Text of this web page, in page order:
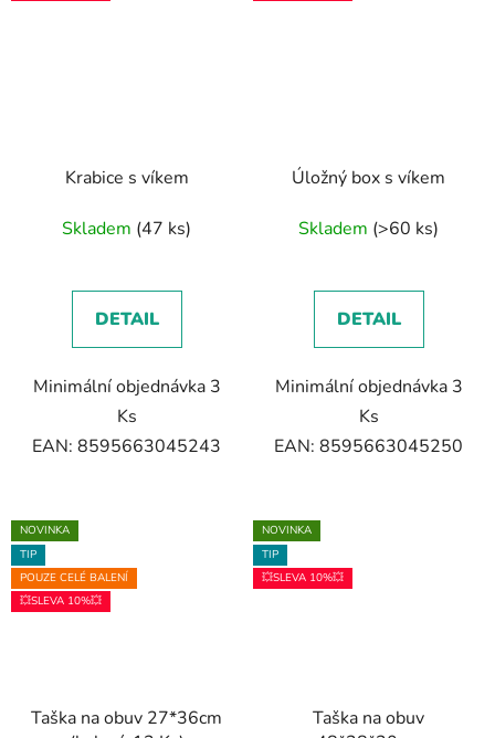
Krabice s víkem
Skladem (47 ks)
DETAIL
Minimální objednávka 3
Ks
EAN: 8595663045243
Úložný box s víkem
Skladem (>60 ks)
DETAIL
Minimální objednávka 3
Ks
EAN: 8595663045250
NOVINKA
TIP
POUZE CELÉ BALENÍ
💥SLEVA 10%💥
Taška na obuv 27*36cm
NOVINKA
TIP
💥SLEVA 10%💥
Taška na obuv